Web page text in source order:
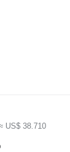
US$ 38.710